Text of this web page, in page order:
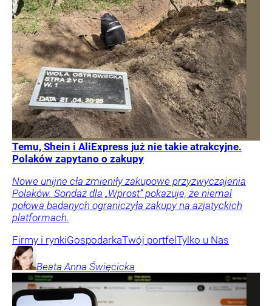
Temu, Shein i AliExpress już nie takie atrakcyjne.
Polaków zapytano o zakupy
Nowe unijne cła zmieniły zakupowe przyzwyczajenia
Polaków. Sondaż dla „Wprost” pokazuje, że niemal
połowa badanych ograniczyła zakupy na azjatyckich
platformach.
Firmy i rynkiGospodarkaTwój portfelTylko u Nas
Beata Anna Święcicka